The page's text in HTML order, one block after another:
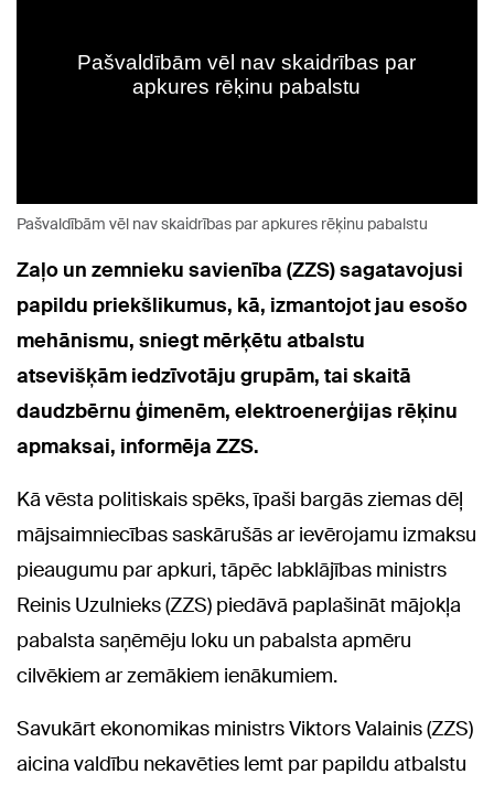
Pašvaldībām vēl nav skaidrības par apkures rēķinu pabalstu
Zaļo un zemnieku savienība (ZZS) sagatavojusi
papildu priekšlikumus, kā, izmantojot jau esošo
mehānismu, sniegt mērķētu atbalstu
atsevišķām iedzīvotāju grupām, tai skaitā
daudzbērnu ģimenēm, elektroenerģijas rēķinu
apmaksai, informēja ZZS.
Kā vēsta politiskais spēks, īpaši bargās ziemas dēļ
mājsaimniecības saskārušās ar ievērojamu izmaksu
pieaugumu par apkuri, tāpēc labklājības ministrs
Reinis Uzulnieks (ZZS) piedāvā paplašināt mājokļa
pabalsta saņēmēju loku un pabalsta apmēru
cilvēkiem ar zemākiem ienākumiem.
Savukārt ekonomikas ministrs Viktors Valainis (ZZS)
aicina valdību nekavēties lemt par papildu atbalstu